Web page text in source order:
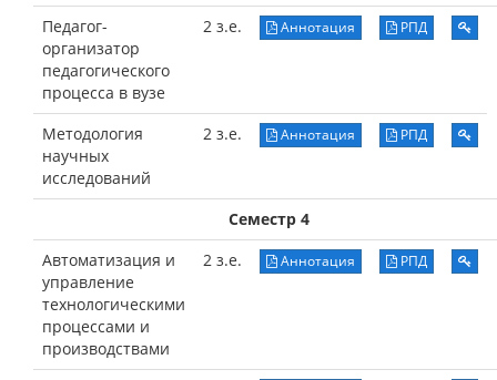
Педагог-
организатор
педагогического
процесса в вузе
2 з.е. Аннотация РПД
Методология
научных
исследований
2 з.е. Аннотация РПД
Семестр 4
Автоматизация и
управление
технологическими
процессами и
производствами
2 з.е. Аннотация РПД